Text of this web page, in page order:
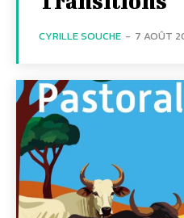
CYRILLE SOUCHE - 7 AOÛT